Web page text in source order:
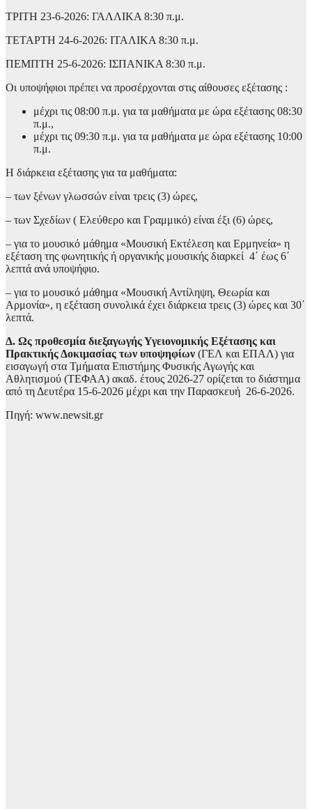
ΤΡΙΤΗ 23-6-2026: ΓΑΛΛΙΚΑ 8:30 π.μ.
ΤΕΤΑΡΤΗ 24-6-2026: ΙΤΑΛΙΚΑ 8:30 π.μ.
ΠΕΜΠΤΗ 25-6-2026: ΙΣΠΑΝΙΚΑ 8:30 π.μ.
Οι υποψήφιοι πρέπει να προσέρχονται στις αίθουσες εξέτασης :
μέχρι τις 08:00 π.μ. για τα μαθήματα με ώρα εξέτασης 08:30
π.μ.,
μέχρι τις 09:30 π.μ. για τα μαθήματα με ώρα εξέτασης 10:00
π.μ.
Η διάρκεια εξέτασης για τα μαθήματα:
– των ξένων γλωσσών είναι τρεις (3) ώρες,
– των Σχεδίων ( Ελεύθερο και Γραμμικό) είναι έξι (6) ώρες,
– για το μουσικό μάθημα «Μουσική Εκτέλεση και Ερμηνεία» η
εξέταση της φωνητικής ή οργανικής μουσικής διαρκεί 4΄ έως 6΄
λεπτά ανά υποψήφιο.
– για το μουσικό μάθημα «Μουσική Αντίληψη, Θεωρία και
Αρμονία», η εξέταση συνολικά έχει διάρκεια τρεις (3) ώρες και 30΄
λεπτά.
Δ. Ως προθεσμία διεξαγωγής Υγειονομικής Εξέτασης και
Πρακτικής Δοκιμασίας των υποψηφίων (ΓΕΛ και ΕΠΑΛ) για
εισαγωγή στα Τμήματα Επιστήμης Φυσικής Αγωγής και
Αθλητισμού (ΤΕΦΑΑ) ακαδ. έτους 2026-27 ορίζεται το διάστημα
από τη Δευτέρα 15-6-2026 μέχρι και την Παρασκευή 26-6-2026.
Πηγή: www.newsit.gr